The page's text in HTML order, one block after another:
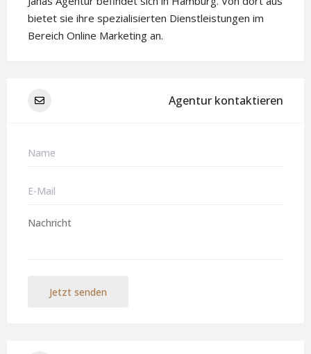
bietet sie ihre spezialisierten Dienstleistungen im
Bereich Online Marketing an.
Agentur kontaktieren
Jetzt senden